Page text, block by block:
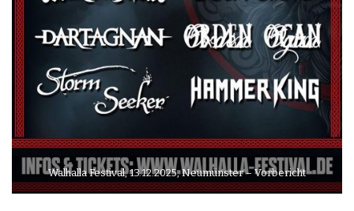
Walhalla Festival, 13.12.2025, Neumünster – Vorbericht